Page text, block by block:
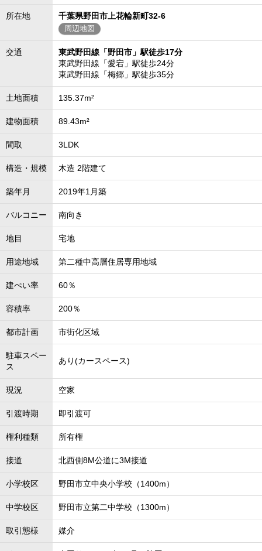
所在地 千葉県野田市上花輪新町32-6
周辺地図
交通
東武野田線「野田市」駅徒歩17分
東武野田線「愛宕」駅徒歩24分
東武野田線「梅郷」駅徒歩35分
土地面積 135.37m²
建物面積 89.43m²
間取 3LDK
構造・規模 木造 2階建て
築年月 2019年1月築
バルコニー 南向き
地目 宅地
用途地域 第二種中高層住居専用地域
建ぺい率 60％
容積率 200％
都市計画 市街化区域
駐車スペー
ス
あり(カースペース)
現況 空家
引渡時期 即引渡可
権利種類 所有権
接道 北西側8M公道に3M接道
小学校区 野田市立中央小学校（1400m）
中学校区 野田市立第二中学校（1300m）
取引態様 媒介